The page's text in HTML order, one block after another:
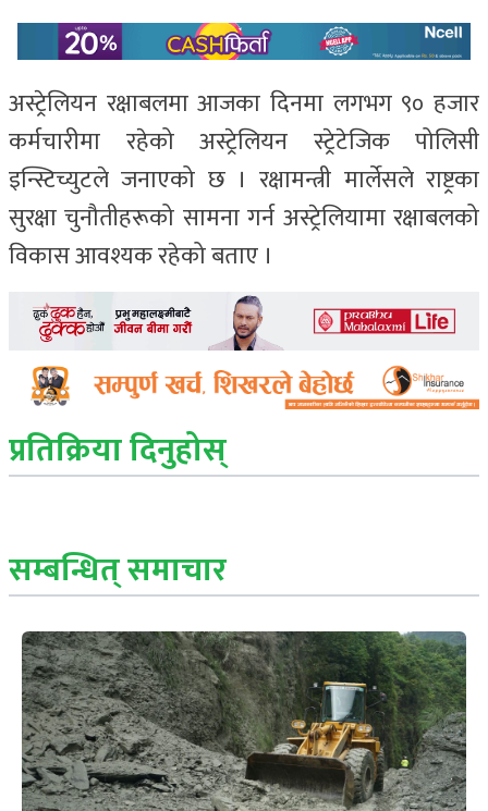
अस्ट्रेलियन रक्षाबलमा आजका दिनमा लगभग ९० हजार
कर्मचारीमा रहेको अस्ट्रेलियन स्ट्रेटेजिक पोलिसी
इन्स्टिच्युटले जनाएको छ । रक्षामन्त्री मार्लेसले राष्ट्रका
सुरक्षा चुनौतीहरूको सामना गर्न अस्ट्रेलियामा रक्षाबलको
विकास आवश्यक रहेको बताए ।
प्रतिक्रिया दिनुहोस्
सम्बन्धित् समाचार